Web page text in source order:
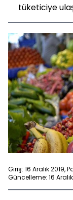
tüketiciye
Giriş: 16 Aralık 2019,
Güncelleme: 16 Aralık